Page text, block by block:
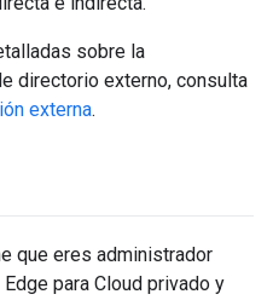
sobre la
directorio externo, consulta
externa.
que eres administrador
para Cloud privado y